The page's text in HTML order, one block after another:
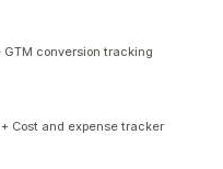
conversion tracking
Cost and expense tracker